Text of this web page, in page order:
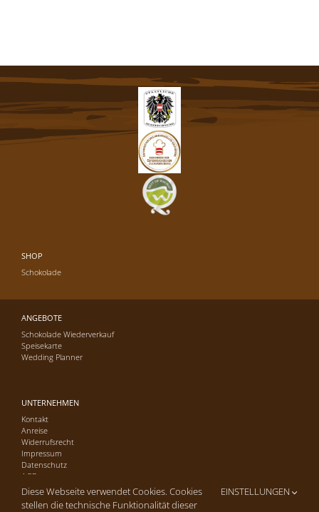
SHOP
Schokolade
ANGEBOTE
Schokolade Wiederverkauf
Speisekarte
Wedding Planner
UNTERNEHMEN
Kontakt
Anreise
Widerrufsrecht
Impressum
Datenschutz
AGB
Diese Webseite verwendet Cookies. Cookies
stellen die technische Funktionalität dieser
EINSTELLUNGEN